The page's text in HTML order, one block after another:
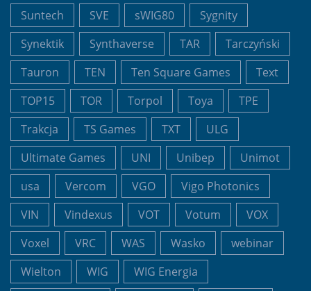
Suntech
SVE sWIG80
Sygnity
Synektik
Synthaverse TAR
Tarczyński
Tauron
TEN Ten Square Games
Text
TOP15
TOR Torpol Toya
TPE
Trakcja
TS Games TXT
ULG
Ultimate Games
UNI Unibep
Unimot
usa
Vercom VGO
Vigo Photonics
VIN
Vindexus VOT Votum
VOX
Voxel
VRC WAS Wasko
webinar
Wielton
WIG
WIG Energia